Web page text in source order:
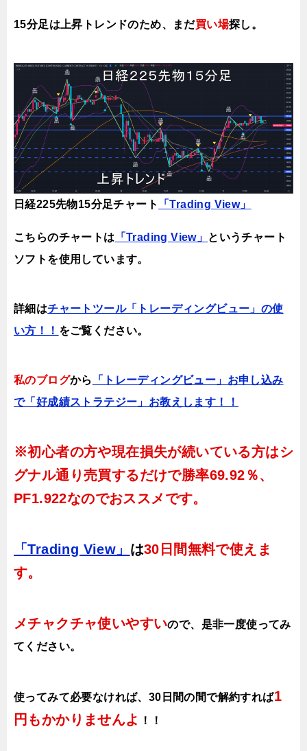
15分足は上昇 トレンドのため、まだ買い場探し。
日経225先物15分足チャート 「Trading View」
こちらのチャートは 「Trading View」 というチャート
ソフトを使用しています。
詳細はチャートツール「トレーディングビュー」の使
い方！！ をご覧ください。
私のブログから
「トレーディングビュー」お申し込み
で「好成績ストラテジー」お教えします！！
※初心者の方や現在損失が続いている方はシ
グナル通り売買するだけで勝率69.92％、
PF1.922なのでおススメです。
「Trading View」 は30日間無料で使えま
す。
メチャクチャ使いやすいので、 是非一度使ってみ
てください。
使ってみて必要なければ、30日間の間で解約すれば1
円もかかりませんよ
！！